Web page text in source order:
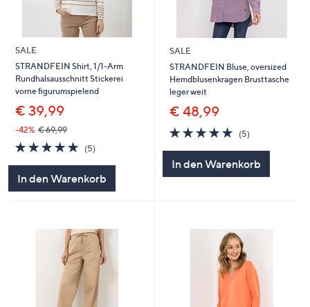
SALE
STRANDFEIN Shirt, 1/1-Arm
Rundhalsausschnitt Stickerei
vorne figurumspielend
€ 39,99
-42% € 69,99
4.8
von
(5)5
In den Warenkorb
SALE
STRANDFEIN Bluse, oversized
Hemdblusenkragen Brusttasche
leger weit
€ 48,99
4.8
von
(5)
In den Warenkorb